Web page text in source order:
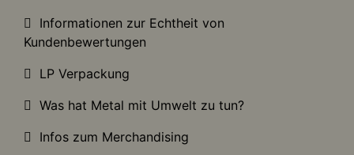
Informationen zur Echtheit von
Kundenbewertungen
LP Verpackung
Was hat Metal mit Umwelt zu tun?
Infos zum Merchandising